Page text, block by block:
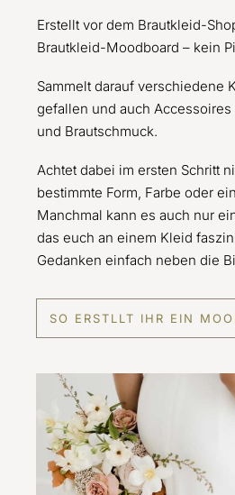
Erstellt vor dem Brautkleid-
Brautkleid-Moodboard – kein
Sammelt darauf verschiedene
gefallen und auch
und Brautschmuck.
Achtet dabei im ersten Schritt
bestimmte Form, Farbe oder
Manchmal kann es auch nur
das euch an einem Kleid
Gedanken einfach neben die
SO ERSTLLT IHR EIN